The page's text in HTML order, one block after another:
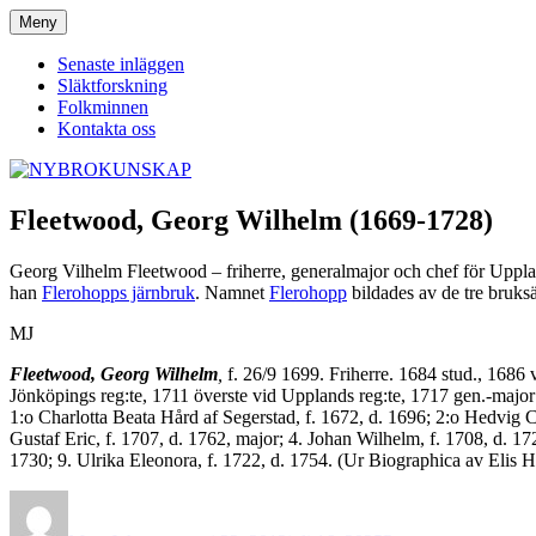
Hoppa
till
innehåll
NYBROKUNSKAP
Meny
Senaste inläggen
Släktforskning
Folkminnen
Kontakta oss
Fleetwood, Georg Wilhelm (1669-1728)
Georg Vilhelm Fleetwood – friherre, generalmajor och chef för
han Flerohopps järnbruk. Namnet Flerohopp bildades av de tre
MJ
Fleetwood, Georg Wilhelm f. 26/9 1699. Friherre. 1684 stud.,
Jönköpings reg:te, 1711 överste vid Upplands reg:te, 1717 gen.-
1:o Charlotta Beata Hård af Segerstad, f. 1672, d. 1696; 2:o
Gustaf Eric, f. 1707, d. 1762, major; 4. Johan Wilhelm, f. 1708, d.
1730; 9. Ulrika Eleonora, f. 1722, d. 1754. (Ur Biographica av Elis